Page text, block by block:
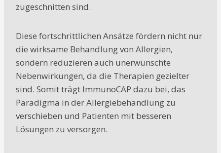
zugeschnitten sind.
Diese fortschrittlichen Ansätze fördern nicht nur
die wirksame Behandlung von Allergien,
sondern reduzieren auch unerwünschte
Nebenwirkungen, da die Therapien gezielter
sind. Somit trägt ImmunoCAP dazu bei, das
Paradigma in der Allergiebehandlung zu
verschieben und Patienten mit besseren
Lösungen zu versorgen.